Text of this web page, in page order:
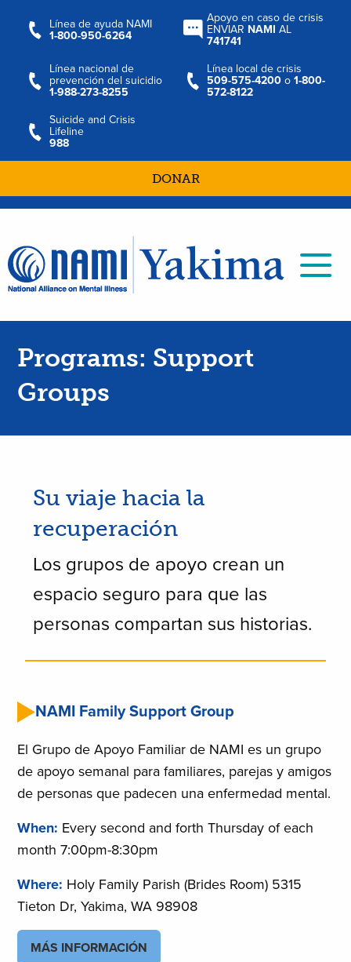
Línea de ayuda NAMI
1-800-950-6264
Apoyo en caso de crisis
ENVIAR NAMI AL
741741
Línea nacional de
prevención del suicidio
1-988-273-8255
Línea local de crisis
509-575-4200 o1-800-
572-8122
Suicide and Crisis
Lifeline
988
DONAR
Programs: Support
Groups
Su viaje hacia la
recuperación
Los grupos de apoyo crean un
espacio seguro para que las
personas compartan sus historias.
NAMI Family Support Group
El Grupo de Apoyo Familiar de NAMI es un grupo
de apoyo semanal para familiares, parejas y amigos
de personas que padecen una enfermedad mental.
When: Every second and forth Thursday of each
month 7:00pm-8:30pm
Where: Holy Family Parish (Brides Room) 5315
Tieton Dr, Yakima, WA 98908
MÁS INFORMACIÓN